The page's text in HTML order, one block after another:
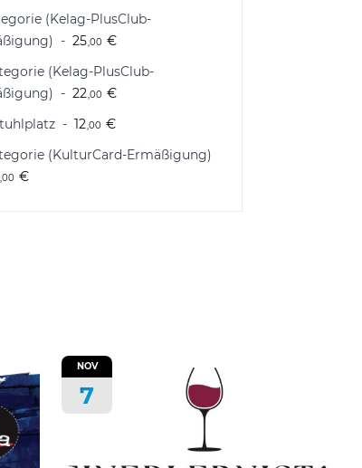
(Kelag-PlusClub-
25,00 €
(Kelag-PlusClub-
22,00 €
12,00 €
(KulturCard-Ermäßigung)
,00 €
NOV
7